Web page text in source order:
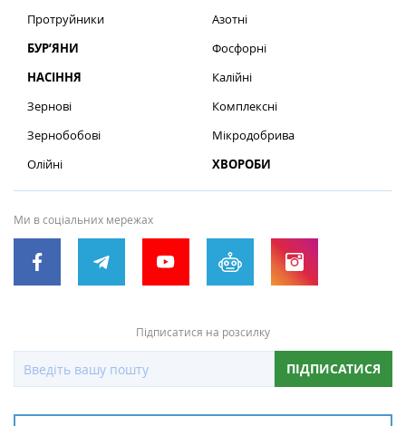
Протруйники
БУР’ЯНИ
НАСІННЯ
Зернові
Зернобобові
Олійні
Азотні
Фосфорні
Калійні
Комплексні
Мікродобрива
ХВОРОБИ
Ми в соціальних мережах
Підписатися на розсилку
ПІДПИСАТИСЯ